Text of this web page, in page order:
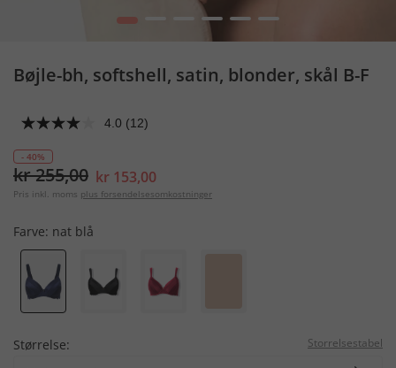
1 4 5 6
Bøjle-bh, softshell, satin, blonder, skål B-F
4.0 (12)
- 40%
kr 255,00 kr 153,00
Pris inkl. moms plus forsendelsesomkostninger
Farve: nat blå
Størrelse: Storrelsestabel